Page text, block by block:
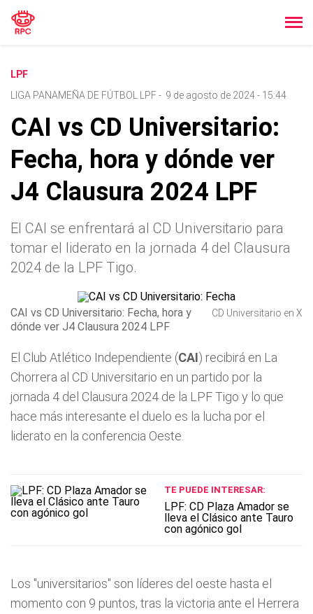
LPF
LIGA PANAMEÑA DE FÚTBOL LPF- 9 de agosto de 2024 - 15:44
CAI vs CD Universitario:
Fecha, hora y dónde ver
J4 Clausura 2024 LPF
El CAI se enfrentará al CD Universitario para
tomar el liderato en la jornada 4 del Clausura
2024 de la LPF Tigo.
CAI vs CD Universitario: Fecha, hora y
dónde ver J4 Clausura 2024 LPF
CD Universitario en X
El Club Atlético Independiente (CAI) recibirá en La
Chorrera al CD Universitario en un partido por la
jornada 4 del Clausura 2024 de la LPF Tigo y lo que
hace más interesante el duelo es la lucha por el
liderato en la conferencia Oeste.
TE PUEDE INTERESAR:
LPF: CD Plaza Amador se
lleva el Clásico ante Tauro
con agónico gol
Los "universitarios" son líderes del oeste hasta el
momento con 9 puntos, tras la victoria ante el Herrera